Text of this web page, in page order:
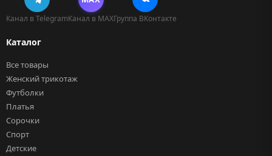
Канал в TelegramКанал в MAXГруппа ВКонтакте
Каталог
Все товары
Женский трикотаж
Футболки
Платья
Сорочки
Спорт
Детские